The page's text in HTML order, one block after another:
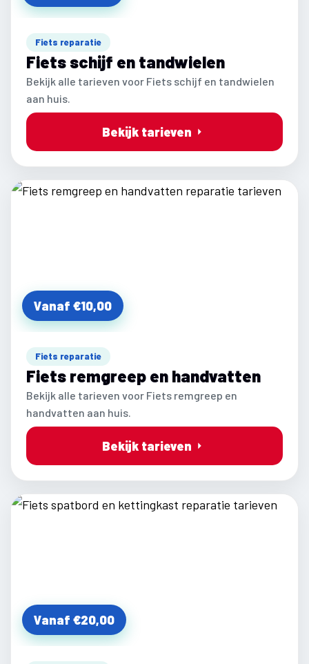
Fiets reparatie
Fiets schijf en tandwielen
Bekijk alle tarieven voor Fiets schijf en tandwielen
aan huis.
Bekijk tarieven
Vanaf €10,00
Fiets reparatie
Fiets remgreep en handvatten
Bekijk alle tarieven voor Fiets remgreep en
handvatten aan huis.
Bekijk tarieven
Vanaf €20,00